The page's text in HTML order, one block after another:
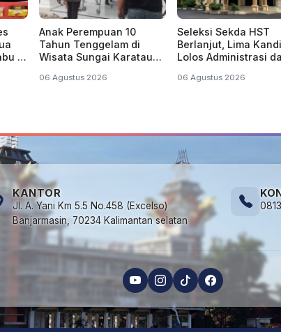
di
Anak Perempuan 10
Tahun Tenggelam di
Wisata Sungai Karatau
Meninggal Dunia
06 Agustus 2026
Seleksi Sekda HST
Berlanjut, Lima
Lolos Administrasi
06 Agustus 2026
KANTOR
Jl. A. Yani Km 5.5 No.458 (Excelso)
Banjarmasin, 70234 Kalimantan selatan